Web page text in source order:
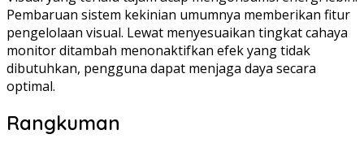
Pembaruan sistem kekinian umumnya memberikan fitur
pengelolaan visual. Lewat menyesuaikan tingkat cahaya
monitor ditambah menonaktifkan efek yang tidak
dibutuhkan, pengguna dapat menjaga daya secara
optimal.
Rangkuman